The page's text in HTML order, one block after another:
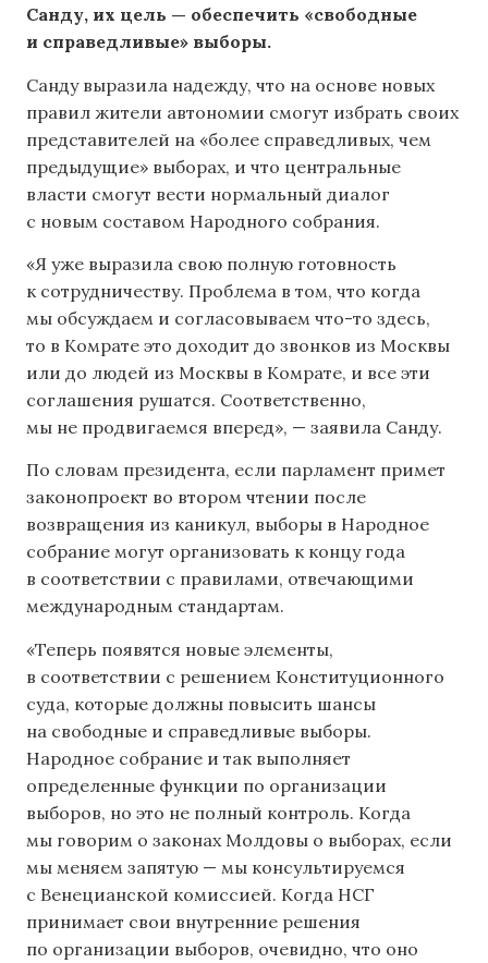
Санду, их цель — обеспечить «свободные
и справедливые» выборы.
Санду выразила надежду, что на основе новых
правил жители автономии смогут избрать своих
представителей на «более справедливых, чем
предыдущие» выборах, и что центральные
власти смогут вести нормальный диалог
с новым составом Народного собрания.
«Я уже выразила свою полную готовность
к сотрудничеству. Проблема в том, что когда
мы обсуждаем и согласовываем что-то здесь,
то в Комрате это доходит до звонков из Москвы
или до людей из Москвы в Комрате, и все эти
соглашения рушатся. Соответственно,
мы не продвигаемся вперед», — заявила Санду.
По словам президента, если парламент примет
законопроект во втором чтении после
возвращения из каникул, выборы в Народное
собрание могут организовать к концу года
в соответствии с правилами, отвечающими
международным стандартам.
«Теперь появятся новые элементы,
в соответствии с решением Конституционного
суда, которые должны повысить шансы
на свободные и справедливые выборы.
Народное собрание и так выполняет
определенные функции по организации
выборов, но это не полный контроль. Когда
мы говорим о законах Молдовы о выборах, если
мы меняем запятую — мы консультируемся
с Венецианской комиссией. Когда НСГ
принимает свои внутренние решения
по организации выборов, очевидно, что оно